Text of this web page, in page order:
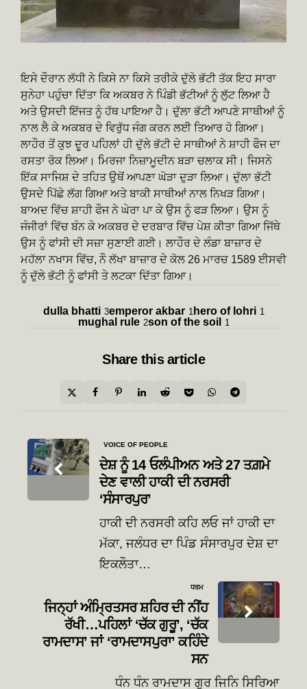
ਇਸੇ ਦੌਰਾਨ ਲੱਧੀ ਨੇ ਕਿਸੇ ਨਾ ਕਿਸੇ ਤਰੀਕੇ ਦੁੱਲੇ ਭੱਟੀ ਤੱਕ ਇਹ ਸਾਰਾ
ਸੁਨੇਹਾ ਪਹੁੰਚਾ ਦਿੱਤਾ ਕਿ ਅਕਬਰ ਨੇ ਪਿੰਡੀ ਭੱਟੀਆਂ ਨੂੰ ਲੁੱਟ ਲਿਆ ਹੈ
ਅਤੇ ਉਸਦੀ ਇੱਜਤ ਨੂੰ ਹੱਥ ਪਾਇਆ ਹੈ। ਦੁੱਲਾ ਭੱਟੀ ਆਪਣੇ ਸਾਥੀਆਂ ਨੂੰ
ਨਾਲ ਲੈ ਕੇ ਅਕਬਰ ਦੇ ਵਿਰੁੱਧ ਜੰਗ ਕਰਨ ਲਈ ਤਿਆਰ ਹੋ ਗਿਆ।
ਲਾਹੌਰ ਤੋਂ ਕੁਝ ਦੂਰ ਪਹਿਲਾਂ ਹੀ ਦੁੱਲੇ ਭੱਟੀ ਦੇ ਸਾਥੀਆਂ ਨੇ ਸ਼ਾਹੀ ਫੌਜ ਦਾ
ਰਸਤਾ ਰੋਕ ਲਿਆ। ਮਿਰਜਾ ਨਿਜ਼ਾਮੂਦੀਨ ਬੜਾ ਚਲਾਕ ਸੀ। ਜਿਸਨੇ
ਇੱਕ ਸਾਜਿਸ਼ ਦੇ ਤਹਿਤ ਉਥੋਂ ਆਪਣਾ ਘੋੜਾ ਦੁੜਾ ਲਿਆ। ਦੁੱਲਾ ਭੱਟੀ
ਉਸਦੇ ਪਿੱਛੇ ਲੱਗ ਗਿਆ ਅਤੇ ਬਾਕੀ ਸਾਥੀਆਂ ਨਾਲ ਨਿਖੜ ਗਿਆ।
ਬਾਅਦ ਵਿੱਚ ਸ਼ਾਹੀ ਫੌਜ ਨੇ ਘੇਰਾ ਪਾ ਕੇ ਉਸ ਨੂੰ ਫੜ ਲਿਆ। ਉਸ ਨੂੰ
ਜੰਜੀਰਾਂ ਵਿੱਚ ਬੰਨ ਕੇ ਅਕਬਰ ਦੇ ਦਰਬਾਰ ਵਿੱਚ ਪੇਸ਼ ਕੀਤਾ ਗਿਆ ਜਿੱਥੇ
ਉਸ ਨੂੰ ਫਾਂਸੀ ਦੀ ਸਜ਼ਾ ਸੁਣਾਈ ਗਈ। ਲਾਹੌਰ ਦੇ ਲੰਡਾ ਬਾਜ਼ਾਰ ਦੇ
ਮਹੱਲਾ ਨਖਾਸ ਵਿੱਚ, ਨੌ ਲੱਖਾ ਬਾਜ਼ਾਰ ਦੇ ਕੋਲ 26 ਮਾਰਚ 1589 ਈਸਵੀ
ਨੂੰ ਦੁੱਲੇ ਭੱਟੀ ਨੂੰ ਫਾਂਸੀ ਤੇ ਲਟਕਾ ਦਿੱਤਾ ਗਿਆ।
dulla bhatti 3emperor akbar 1 hero of lohri 1
mughal rule 2son of the soil 1
Share this article
Post
navigation
VOICE OF PEOPLE
ਦੇਸ਼ ਨੂੰ 14 ਓਲੰਪੀਅਨ ਅਤੇ 27 ਤਗ਼ਮੇ
ਦੇਣ ਵਾਲੀ ਹਾਕੀ ਦੀ ਨਰਸਰੀ
‘ਸੰਸਾਰਪੁਰ’
ਹਾਕੀ ਦੀ ਨਰਸਰੀ ਕਹਿ ਲਓ ਜਾਂ ਹਾਕੀ ਦਾ
ਮੱਕਾ, ਜਲੰਧਰ ਦਾ ਪਿੰਡ ਸੰਸਾਰਪੁਰ ਦੇਸ਼ ਦਾ
ਇਕਲੌਤਾ…
ਧਰਮ
ਜਿਨ੍ਹਾਂ ਅੰਮ੍ਰਿਤਸਰ ਸ਼ਹਿਰ ਦੀ ਨੀਂਹ
ਰੱਖੀ…ਪਹਿਲਾਂ ‘ਚੱਕ ਗੁਰੂ’, ‘ਚੱਕ
ਰਾਮਦਾਸ’ ਜਾਂ ‘ਰਾਮਦਾਸਪੁਰਾ’ ਕਹਿੰਦੇ
ਸਨ
ਧੰਨ ਧੰਨ ਰਾਮਦਾਸ ਗੁਰ ਜਿਨਿ ਸਿਰਿਆ